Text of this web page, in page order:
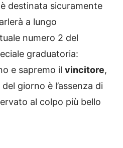
è destinata sicuramente
a lungo
numero 2 del
graduatoria:
e sapremo il vincitore,
giorno è l’assenza di
al colpo più bello